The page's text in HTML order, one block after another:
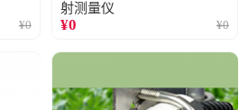
¥0
射测量仪
¥0 ¥0